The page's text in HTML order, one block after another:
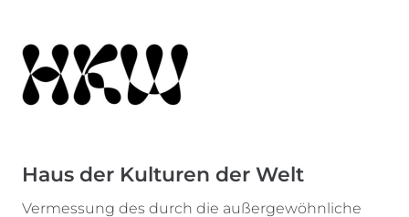
Haus der Kulturen der Welt
Vermessung des durch die außergewöhnliche